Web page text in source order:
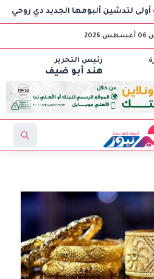
ألبومها الجديد دي روحي
رئيس التحرير
هند أبو ضيف